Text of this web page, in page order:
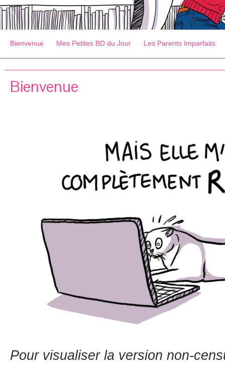
Bienvenue Mes Petites BD du Jour Les Parents Imparfaits
Bienvenue
Pour visualiser la version non-